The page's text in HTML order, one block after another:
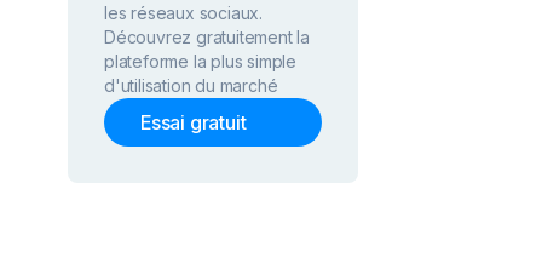
les réseaux sociaux.
Découvrez gratuitement la
plateforme la plus simple
d'utilisation du marché
Essai gratuit